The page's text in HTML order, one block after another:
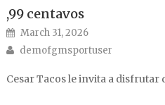
,99 centavos
Posted on
March 31, 2026
Author
demofgmsportuser
Cesar Tacos le invita a disfrutar